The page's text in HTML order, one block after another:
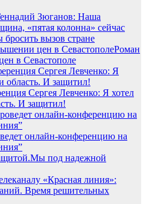
Зюганов: Наша
«пятая колонна» сейчас
бросить вызов стране
Роман
в Севастополе
Сергея Левченко: Я хотел
И защитил!
онлайн-конференцию на
Мы под надежной